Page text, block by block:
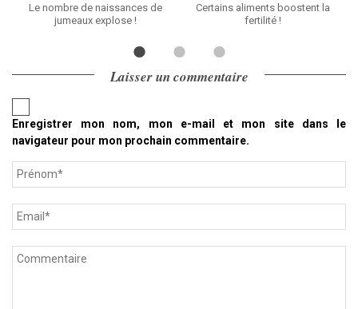
Le nombre de naissances de
jumeaux explose !
Certains aliments boostent la
fertilité !
Laisser un commentaire
Enregistrer mon nom, mon e-mail et mon site dans le
navigateur pour mon prochain commentaire.